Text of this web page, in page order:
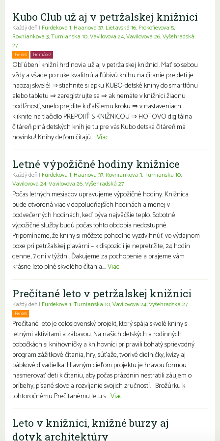
Kubo Club už aj v petržalskej knižnici
Každý deň | Furdekova 1, Haanova 37, Lietavská 16, Prokofievova 5,
Rovniankova 3,Turnianska 10,Vavilovova 24,Vavilovova 26,Vyšehradská
27
Pre deti Pre mládež
Obľúbení knižní hrdinovia už aj v petržalskej knižnici. Mať so sebou
vždy a všade po ruke kvalitnú a ľúbivú knihu na čítanie pre deti je
naozaj skvelé! ⇒ stiahnite si apku KUBO-detské knihy do smartfónu
alebo tabletu ⇒ zaregistrujte sa ⇒ ak nemáte v knižnici žiadnu
podlžnosť, smelo prejdite k ďalšiemu kroku ⇒ v nastaveniach
kliknite na tlačidlo PREPOJIŤ S KNIŽNICOU ⇒ HOTOVO digitálna
čitáreň plná detských kníh je tu pre vás Kubo detská čitáreň má
novinku! Knihy deťom čítajú ...Viac
Letné výpožičné hodiny knižnice
Každý deň | Furdekova 1, Haanova 37, Rovniankova 3,Turnianska 10,
Vavilovova 24,Vavilovova 26,Vyšehradská 27
Počas letných mesiacov upravujeme výpožičné hodiny. Knižnica
bude otvorená viac v dopoludňajších hodinách a menej v
podvečerných hodinách, keď býva najväčšie teplo. Sobotné
výpožičné služby budú počas tohto obdobia nedostupné.
Pripomíname, že knihy si môžete pohodlne vyzdvihnúť vo výdajnom
boxe pri petržalskej plavárni – k dispozícii je nepretržite, 24 hodín
denne, 7 dní v týždni. Ďakujeme za pochopenie a prajeme vám
krásne leto plné skvelého čítania....Viac
Prečítané leto v petržalskej knižnici
Každý deň | Furdekova 1,Turnianska 10,Vavilovova 24,Vyšehradská 27
Pre deti
Prečítané leto je celoslovenský projekt, ktorý spája skvelé knihy s
letnými aktivitami a zábavou. Na našich detských a rodinných
pobočkách si knihovníčky a knihovníci pripravili bohatý sprievodný
program zážitkové čítania, hry, súťaže, tvorivé dielničky, kvízy aj
bábkové divadielka. Hlavným cieľom projektu je hravou formou
nasmerovať deti k čítaniu, aby počas prázdnin nestratili záujem o
príbehy, písané slovo a rozvíjanie svojich zručností. Brožúrku k
tohtoročnému Prečítanému letu s...Viac
Leto v knižnici, knižné burzy aj
dotyk architektúry